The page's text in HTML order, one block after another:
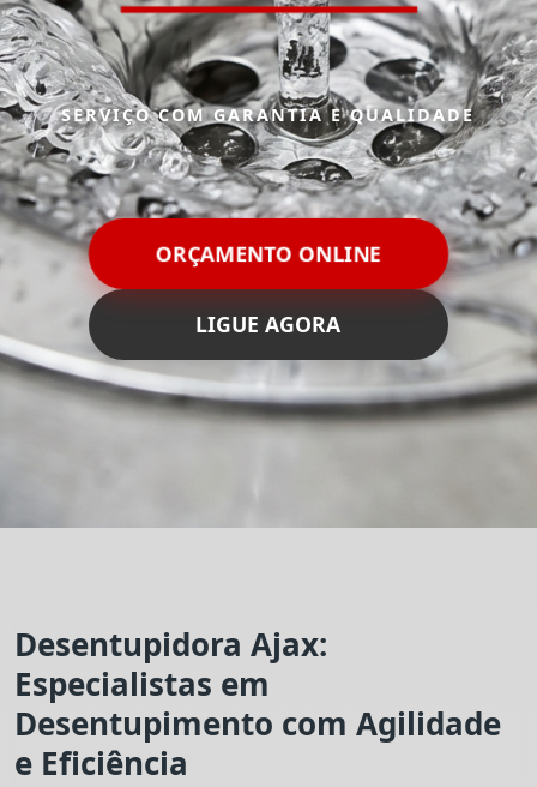
SERVIÇO COM GARANTIA E QUALIDADE
ORÇAMENTO ONLINE
LIGUE AGORA
Desentupidora Ajax:
Especialistas em
Desentupimento com Agilidade
e Eficiência